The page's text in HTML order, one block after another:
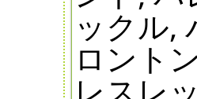
ックル,
ロント
レスレ